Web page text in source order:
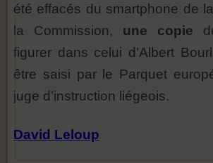
été effacés du smartphone de
la Commission, une copie
figurer dans celui d’Albert
être saisi par le Parquet
juge d’instruction liégeois.
David Leloup